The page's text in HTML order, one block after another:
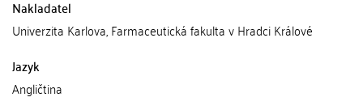
Nakladatel
Univerzita Karlova, Farmaceutická fakulta v Hradci Králové
Jazyk
Angličtina